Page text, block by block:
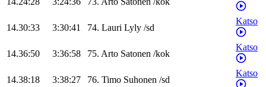
14.30:33 3:30:41 74. Lauri Lyly /sd
Katso
14.36:50 3:36:58 75. Arto Satonen /kok
Katso
14.38:18 3:38:27 76. Timo Suhonen /sd
Katso